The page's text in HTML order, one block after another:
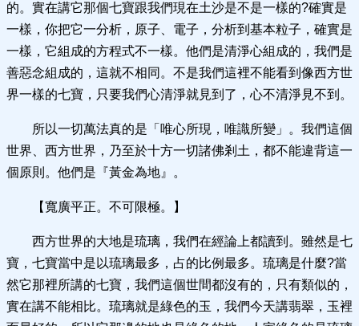
的。實在講它那個七寶跟我們現在土沙是不是一樣的?確實是
一樣，你把它一分析，原子、電子，分析到基本粒子，確實是
一樣，它組成的方程式不一樣。他們是清淨心組成的，我們是
善惡念組成的，這就不相同。不是我們這裡不能看到像西方世
界一樣的七寶，只要我們心清淨就見到了，心不清淨見不到。
所以一切萬法真的是「唯心所現，唯識所變」。我們這個
世界、西方世界，乃至於十方一切諸佛剎土，都不能違背這一
個原則。他們是『黃金為地』。
【寬廣平正。不可限極。】
西方世界的大地是琉璃，我們在經論上都讀到。雖然是七
寶，七寶當中是以琉璃最多，占的比例最多。琉璃是什麼?當
然它那裡所講的七寶，我們這個世間都沒有的，只有類似的，
實在講不能相比。琉璃就是綠色的玉，我們今天講翡翠，玉裡